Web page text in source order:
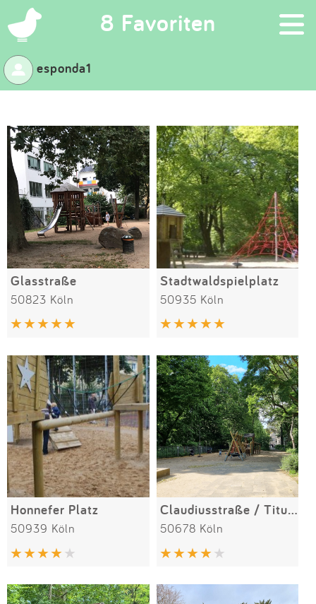
8 Favoriten ×
Suchen
Eintragen
App
Blog
Partner
Kontakt
Impressum
Anmelden
esponda1
Glasstraße
50823 Köln
Stadtwaldspielplatz
50935 Köln
Honnefer Platz
50939 Köln
Claudiusstraße / Titusstraße
50678 Köln